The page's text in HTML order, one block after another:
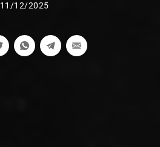
11/12/2025